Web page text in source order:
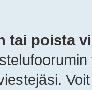
tai poista